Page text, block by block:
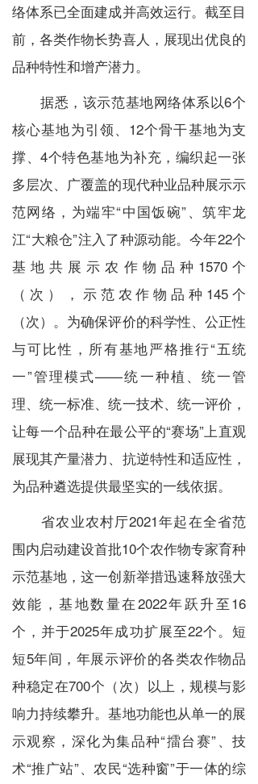
络体系已全面建成并高效运行。截至目
前，各类作物长势喜人，展现出优良的
品种特性和增产潜力。
据悉，该示范基地网络体系以6个
核心基地为引领、12个骨干基地为支
撑、4个特色基地为补充，编织起一张
多层次、广覆盖的现代种业品种展示示
范网络，为端牢“中国饭碗”、筑牢龙
江“大粮仓”注入了种源动能。今年22个
基地共展示农作物品种1570个
（次），示范农作物品种145个
（次）。为确保评价的科学性、公正性
与可比性，所有基地严格推行“五统
一”管理模式——统一种植、统一管
理、统一标准、统一技术、统一评价，
让每一个品种在最公平的“赛场”上直观
展现其产量潜力、抗逆特性和适应性，
为品种遴选提供最坚实的一线依据。
省农业农村厅2021年起在全省范
围内启动建设首批10个农作物专家育种
示范基地，这一创新举措迅速释放强大
效能，基地数量在2022年跃升至16
个，并于2025年成功扩展至22个。短
短5年间，年展示评价的各类农作物品
种稳定在700个（次）以上，规模与影
响力持续攀升。基地功能也从单一的展
示观察，深化为集品种“擂台赛”、技
术“推广站”、农民“选种窗”于一体的综